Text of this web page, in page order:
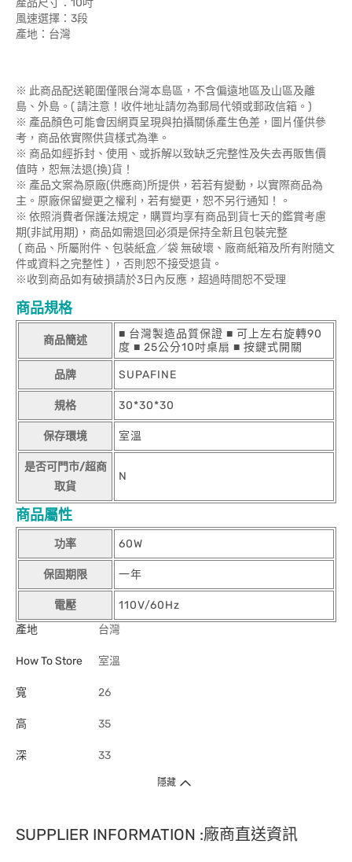
產品尺寸：10吋
風速選擇：3段
產地：台灣
※ 此商品配送範圍僅限台灣本島區，不含偏遠地區及山區及離
島、外島。( 請注意！收件地址請勿為郵局代領或郵政信箱。)
※ 產品顏色可能會因網頁呈現與拍攝關係產生色差，圖片僅供參
考，商品依實際供貨樣式為準。
※ 商品如經拆封、使用、或拆解以致缺乏完整性及失去再販售價
值時，恕無法退(換)貨！
※ 產品文案為原廠(供應商)所提供，若若有變動，以實際商品為
主。原廠保留變更之權利，若有變更，恕不另行通知！。
※ 依照消費者保護法規定，購買均享有商品到貨七天的鑑賞考慮
期(非試用期)，商品如需退回必須是保持全新且包裝完整
( 商品、所屬附件、包裝紙盒／袋 無破壞、廠商紙箱及所有附隨文
件或資料之完整性 ) ，否則恕不接受退貨。
※收到商品如有破損請於3日內反應，超過時間恕不受理
商品規格
商品簡述
■ 台灣製造品質保證 ■ 可上左右旋轉90
度 ■ 25公分10吋桌扇 ■ 按鍵式開關
品牌 SUPAFINE
規格 30*30*30
保存環境 室溫
是否可門市/超商
取貨
N
商品屬性
功率 60W
保固期限 一年
電壓
110V/60Hz
產地
台灣
How To Store 室溫
寬 26
高 35
深 33
隱藏
SUPPLIER INFORMATION :廠商直送資訊